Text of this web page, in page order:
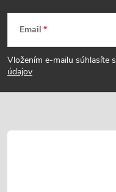
Z
á
p
t
Email
Vložením e-mailu súhlasíte s
údajov